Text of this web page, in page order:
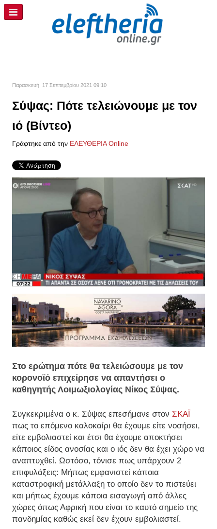
Παρασκευή, 17 Σεπτεμβρίου 2021 09:10
Σύψας: Πότε τελειώνουμε με τον
ιό (Βίντεο)
Γράφτηκε από την ΕΛΕΥΘΕΡΙΑ Online
Στο ερώτημα πότε θα τελειώσουμε με τον
κορονοϊό επιχείρησε να απαντήσει ο
καθηγητής Λοιμωξιολογίας Νίκος Σύψας.
Συγκεκριμένα ο κ. Σύψας επεσήμανε στον ΣΚΑΪ
πως το επόμενο καλοκαίρι θα έχουμε είτε νοσήσει,
είτε εμβολιαστεί και έτσι θα έχουμε αποκτήσει
κάποιος είδος ανοσίας και ο ιός δεν θα έχει χώρο να
αναπτυχθεί. Ωστόσο, τόνισε πως υπάρχουν 2
επιφυλάξεις: Μήπως εμφανιστεί κάποια
καταστροφική μετάλλαξη το οποίο δεν το πιστεύει
και μήπως έχουμε κάποια εισαγωγή από άλλες
χώρες όπως Αφρική που είναι το καυτό σημείο της
πανδημίας καθώς εκεί δεν έχουν εμβολιαστεί.